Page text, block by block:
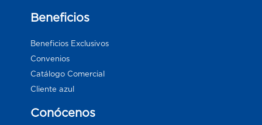
Beneficios
Beneficios Exclusivos
Convenios
Catálogo Comercial
Cliente azul
Conócenos